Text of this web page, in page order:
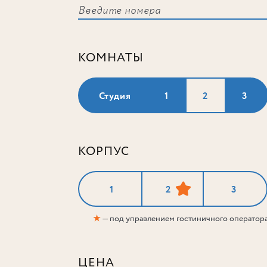
КОМНАТЫ
Студия 1 2 3
КОРПУС
1 2 3
★— под управлением гостиничного
ЦЕНА